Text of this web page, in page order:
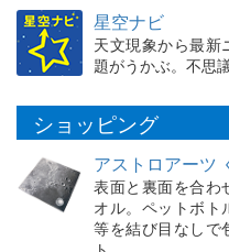
星空ナビ
天文現象から最新
題がうかぶ。不思
ショッピング
アストロアーツ
表面と裏面を合わ
オル。ペットボト
等を結び目なしで